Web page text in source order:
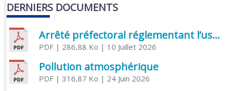
DERNIERS DOCUMENTS
Arrêté préfectoral réglementant l’usage de l’eau
PDF| 286,88 Ko | 10 Juillet 2026
Pollution atmosphérique
PDF| 316,87 Ko | 24 Juin 2026